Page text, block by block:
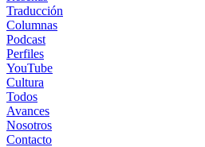
Traducción
Columnas
Podcast
Perfiles
YouTube
Cultura
Todos
Avances
Nosotros
Contacto